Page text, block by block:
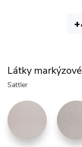
Látky markýzové
Sattler